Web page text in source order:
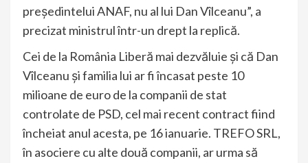
președintelui ANAF, nu al lui Dan Vîlceanu”, a
precizat ministrul într-un drept la replică.
Cei de la România Liberă mai dezvăluie și că Dan
Vîlceanu și familia lui ar fi încasat peste 10
milioane de euro de la companii de stat
controlate de PSD, cel mai recent contract fiind
încheiat anul acesta, pe 16 ianuarie. TREFO SRL,
în asociere cu alte două companii, ar urma să